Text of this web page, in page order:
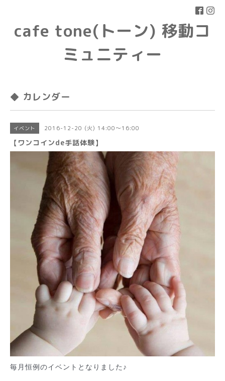
cafe tone(トーン) 移動コ
ミュニティー
◆ カレンダー
イベント 2016-12-20 (火) 14:00～16:00
【ワンコインde手話体験】
毎月恒例のイベントとなりました♪